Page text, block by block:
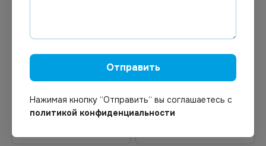
ЭКО пуст. *36/40
Fasson Термо Топ
700шт/50рул
Отправить
Нажимая кнопку “Отправить“ вы соглашаетесь с
политикой конфиденциальности